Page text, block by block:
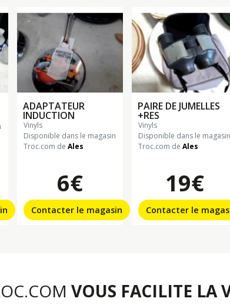
ADAPTATEUR
INDUCTION
vinyls
Disponible dans le magasin
Troc.com de Ales
6€
Contacter le magasin
PAIRE DE JUMELLES
+RES
vinyls
Disponible dans le magasin
Troc.com de Ales
19€
Contacter le
VOUS FACILITE LA